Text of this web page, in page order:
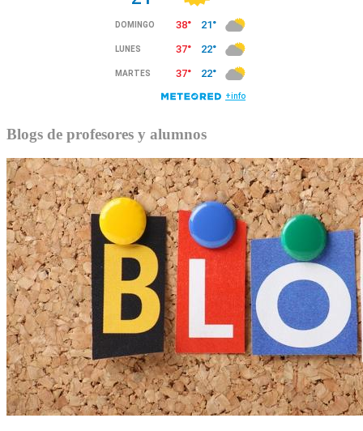
Blogs de profesores y alumnos